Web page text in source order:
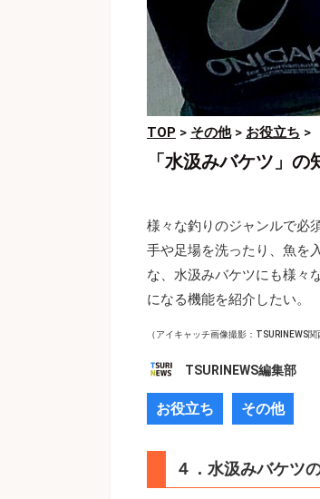
TOP > その他> お役立ち >
「水汲みバケツ」
様々な釣りのジャンルで必
手や足場を洗ったり、魚を
な、水汲みバケツにも様々
になる機能を紹介したい。
（アイキャッチ画像撮影：TSURINEWS関
TSURINEWS編集部
お役立ち その他
４．水汲みバケツ